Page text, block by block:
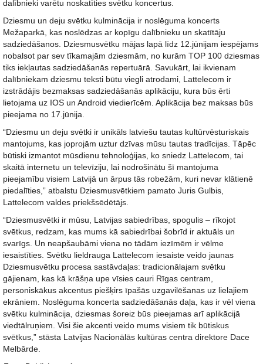
dalībnieki varētu noskatīties svētku koncertus.
Dziesmu un deju svētku kulminācija ir noslēguma koncerts
Mežaparkā, kas noslēdzas ar kopīgu dalībnieku un skatītāju
sadziedāšanos. Dziesmusvētku mājas lapā līdz 12.jūnijam iespējams
nobalsot par sev tīkamajām dziesmām, no kurām TOP 100 dziesmas
tiks iekļautas sadziedāšanās repertuārā. Savukārt, lai ikvienam
dalībniekam dziesmu teksti būtu viegli atrodami, Lattelecom ir
izstrādājis bezmaksas sadziedāšanās aplikāciju, kura būs ērti
lietojama uz IOS un Android viedierīcēm. Aplikācija bez maksas būs
pieejama no 17.jūnija.
“Dziesmu un deju svētki ir unikāls latviešu tautas kultūrvēsturiskais
mantojums, kas joprojām uztur dzīvas mūsu tautas tradīcijas. Tāpēc
būtiski izmantot mūsdienu tehnoloģijas, ko sniedz Lattelecom, tai
skaitā internetu un televīziju, lai nodrošinātu šī mantojuma
pieejamību visiem Latvijā un ārpus tās robežām, kuri nevar klātienē
piedalīties,” atbalstu Dziesmusvētkiem pamato Juris Gulbis,
Lattelecom valdes priekšsēdētājs.
“Dziesmusvētki ir mūsu, Latvijas sabiedrības, spogulis – rīkojot
svētkus, redzam, kas mums kā sabiedrībai šobrīd ir aktuāls un
svarīgs. Un neapšaubāmi viena no tādām iezīmēm ir vēlme
iesaistīties. Svētku lieldrauga Lattelecom iesaiste veido jaunas
Dziesmusvētku procesa sastāvdaļas: tradicionālajam svētku
gājienam, kas kā krāšņa upe vīsies cauri Rīgas centram,
personiskākus akcentus piešķirs īpašās uzgavilēšanas uz lielajiem
ekrāniem. Noslēguma koncerta sadziedāšanās daļa, kas ir vēl viena
svētku kulminācija, dziesmas šoreiz būs pieejamas arī aplikācijā
viedtālruņiem. Visi šie akcenti veido mums visiem tik būtiskus
svētkus,” stāsta Latvijas Nacionālās kultūras centra direktore Dace
Melbārde.